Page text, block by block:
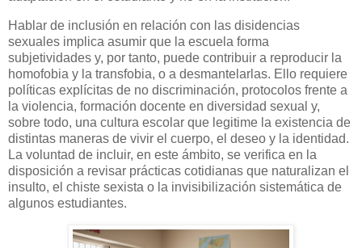
Hablar de inclusión en relación con las disidencias
sexuales implica asumir que la escuela forma
subjetividades y, por tanto, puede contribuir a reproducir la
homofobia y la transfobia, o a desmantelarlas. Ello requiere
políticas explícitas de no discriminación, protocolos frente a
la violencia, formación docente en diversidad sexual y,
sobre todo, una cultura escolar que legitime la existencia de
distintas maneras de vivir el cuerpo, el deseo y la identidad.
La voluntad de incluir, en este ámbito, se verifica en la
disposición a revisar prácticas cotidianas que naturalizan el
insulto, el chiste sexista o la invisibilización sistemática de
algunos estudiantes.